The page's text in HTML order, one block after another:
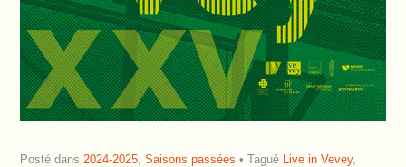
Posté dans 2024-2025, Saisons passées Tagué Live in Vevey,